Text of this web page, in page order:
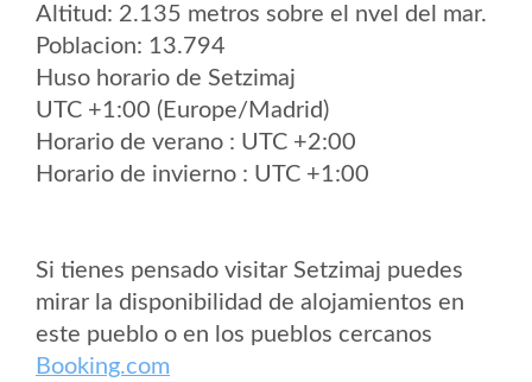
Altitud: 2.135 metros sobre el nvel del mar.
Poblacion: 13.794
Huso horario de Setzimaj
UTC +1:00 (Europe/Madrid)
Horario de verano : UTC +2:00
Horario de invierno : UTC +1:00
Si tienes pensado visitar Setzimaj puedes
mirar la disponibilidad de alojamientos en
este pueblo o en los pueblos cercanos
Booking.com